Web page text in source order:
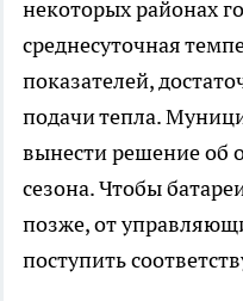
некоторых районах
среднесуточная
показателей,
подачи тепла.
вынести решение об
сезона. Чтобы
позже, от
поступить